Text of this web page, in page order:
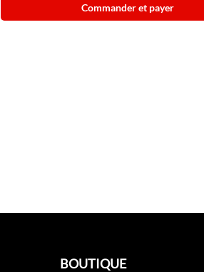
Commander et payer
BOUTIQUE